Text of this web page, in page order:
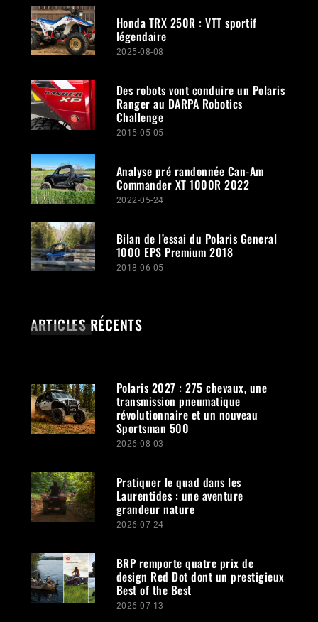
Honda TRX 250R : VTT sportif
légendaire
2025-08-08
Des robots vont conduire un Polaris
Ranger au DARPA Robotics
Challenge
2015-05-05
Analyse pré randonnée Can-Am
Commander XT 1000R 2022
2022-05-24
Bilan de l’essai du Polaris General
1000 EPS Premium 2018
2018-06-05
ARTICLES RÉCENTS
Polaris 2027 : 275 chevaux, une
transmission pneumatique
révolutionnaire et un nouveau
Sportsman 500
2026-08-03
Pratiquer le quad dans les
Laurentides : une aventure
grandeur nature
2026-07-24
BRP remporte quatre prix de
design Red Dot dont un prestigieux
Best of the Best
2026-07-13